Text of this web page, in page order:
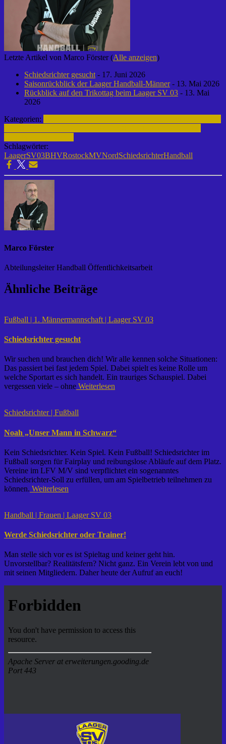
Letzte Artikel von Marco Förster(Alle anzeigen)
Schiedsrichter gesucht- 17. Juni 2026
Saisonrückblick der Laager Handball-Männer- 13. Mai 2026
Rückblick auf den Trikottag beim Laager SV 03 - 13. Mai
2026
Kategorien:
Schlagwörter:
LaagerSV03BHVRostockMVNordSchiedsrichterHandball
Marco Förster
Abteilungsleiter Handball Öffentlichkeitsarbeit
Ähnliche Beiträge
Fußball | 1. Männermannschaft | Laager SV 03
Schiedsrichter gesucht
Wir suchen und brauchen dich! Wir alle kennen solche Situationen:
Das passiert bei fast jedem Spiel. Dabei spielt es keine Rolle um
welche Sportart es sich handelt. Ein trauriges Schauspiel. Dabei
vergessen viele – ohne Weiterlesen
Schiedsrichter | Fußball
Noah „Unser Mann in Schwarz“
Kein Schiedsrichter. Kein Spiel. Kein Fußball! Schiedsrichter im
Fußball sorgen für Fairplay und reibungslose Abläufe auf dem Platz.
Vereine im LFV M/V sind verpflichtet ein sogenanntes
Schiedsrichter-Soll zu erfüllen, um am Spielbetrieb teilnehmen zu
können. Weiterlesen
Handball | Frauen | Laager SV 03
Werde Schiedsrichter oder Trainer!
Man stelle sich vor es ist Spieltag und keiner geht hin.
Unvorstellbar? Realitätsfern? Nicht ganz. Ein Verein lebt von und
mit seinen Mitgliedern. Daher heute der Aufruf an euch!